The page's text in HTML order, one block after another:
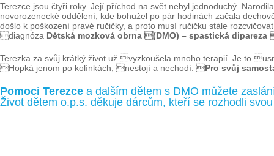
Terezce jsou čtyři roky. Její příchod na svět nebyl jednoduchý.
novorozenecké oddělení, kde bohužel po pár hodinách začala
došlo k poškození pravé ručičky, a proto musí ručičku stále
diagnóza Dětská mozková obrna (DMO) – spastická
Terezka za svůj krátký život už vyzkoušela mnoho terapií. Je to
Hopká jenom po kolínkách, nestojí a nechodí. Pro svůj
Pomoci Terezce a dalším dětem s DMO můžete
Život dětem o.p.s. děkuje dárcům, kteří se rozhodli